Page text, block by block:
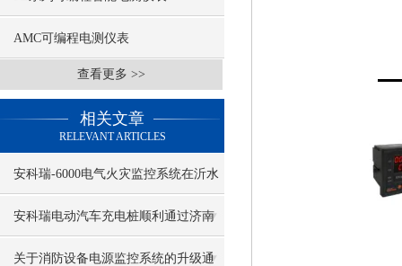
AMC可编程电测仪表
查看更多 >>
相关文章
RELEVANT ARTICLES
安科瑞-6000电气火灾监控系统在沂水
鲁南矿业项目中的应用
安科瑞电动汽车充电桩顺利通过济南
市静态交通云平台并网接入
关于消防设备电源监控系统的升级通